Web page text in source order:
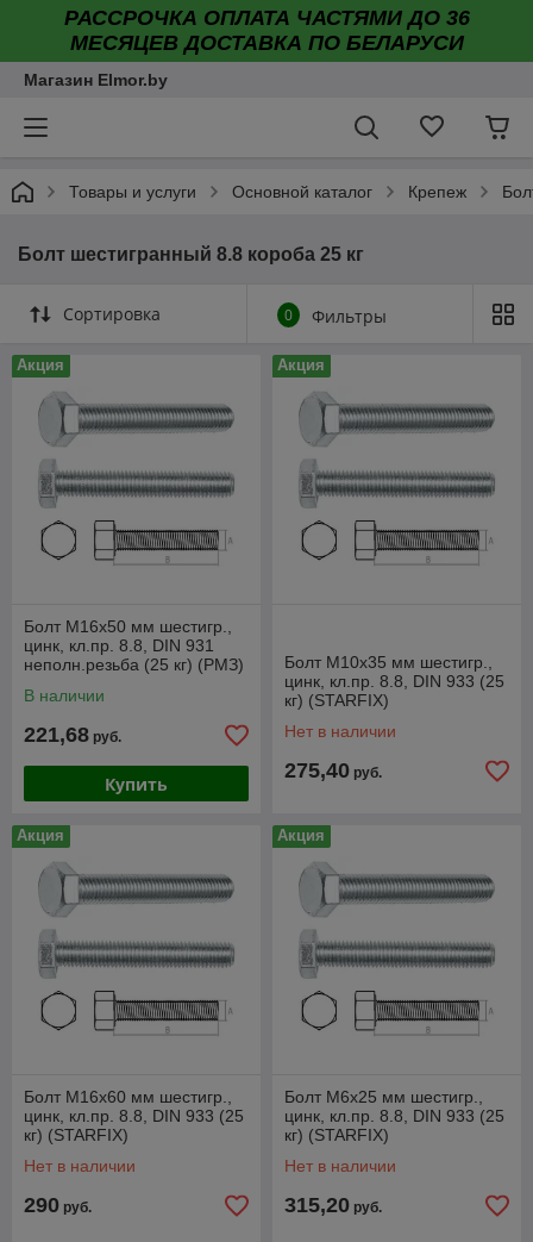
РАССРОЧКА ОПЛАТА ЧАСТЯМИ ДО 36
МЕСЯЦЕВ ДОСТАВКА ПО БЕЛАРУСИ
Магазин Elmor.by
Товары и услуги Основной каталог Крепеж
Болт шестигранный 8.8 короба 25 кг
Сортировка 0 Фильтры
Акция
Болт М16х50 мм шестигр.,
цинк, кл.пр. 8.8, DIN 931
неполн.резьба (25 кг) (РМЗ)
В наличии
221,68 руб.
Купить
Акция
Болт М10х35 мм шестигр.,
цинк, кл.пр. 8.8, DIN 933 (25
кг) (STARFIX)
Нет в наличии
275,40 руб.
Акция
Болт М16х60 мм шестигр.,
цинк, кл.пр. 8.8, DIN 933 (25
кг) (STARFIX)
Нет в наличии
290 руб.
Акция
Болт М6х25 мм шестигр.,
цинк, кл.пр. 8.8, DIN 933 (25
кг) (STARFIX)
Нет в наличии
315,20 руб.